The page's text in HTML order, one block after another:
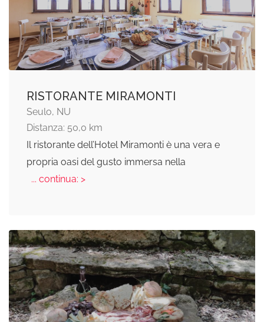
RISTORANTE MIRAMONTI
Seulo, NU
Distanza: 50,0 km
Il ristorante dell’Hotel Miramonti è una vera e
propria oasi del gusto immersa nella
... continua: >